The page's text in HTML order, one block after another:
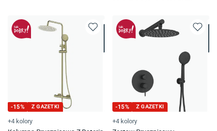
-15% Z GAZETKI
+4 kolory
-15% Z GAZETKI
+4 kolory